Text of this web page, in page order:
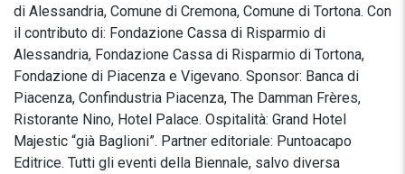
di Alessandria, Comune di Cremona, Comune di Tortona. Con
il contributo di: Fondazione Cassa di Risparmio di
Alessandria, Fondazione Cassa di Risparmio di Tortona,
Fondazione di Piacenza e Vigevano. Sponsor: Banca di
Piacenza, Confindustria Piacenza, The Damman Frères,
Ristorante Nino, Hotel Palace. Ospitalità: Grand Hotel
Majestic “già Baglioni”. Partner editoriale: Puntoacapo
Editrice. Tutti gli eventi della Biennale, salvo diversa